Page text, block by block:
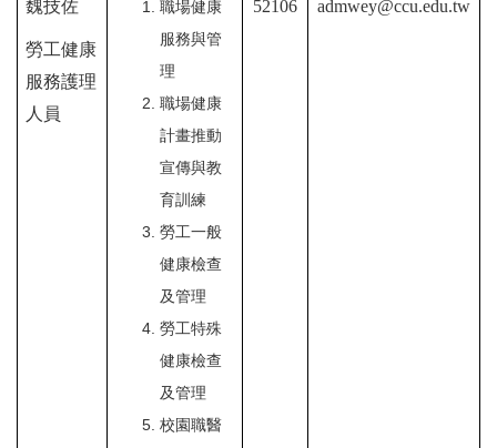
魏技佐
勞工健康
服務護理
人員
職場健康
服務與管
理
職場健康
計畫推動
宣傳與教
育訓練
勞工一般
健康檢查
及管理
勞工特殊
健康檢查
及管理
校園職醫
52106 admwey@ccu.edu.tw